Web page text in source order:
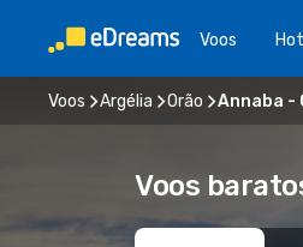
Voos
Voos Argélia Orão Annaba -
Voos